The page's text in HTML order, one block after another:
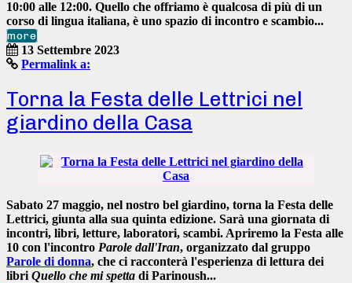
10:00 alle 12:00. Quello che offriamo è qualcosa di più di un
corso di lingua italiana, è uno spazio di incontro e scambio...
more
13 Settembre 2023
Permalink a:
Torna la Festa delle Lettrici nel
giardino della Casa
Sabato 27 maggio, nel nostro bel giardino, torna la Festa delle
Lettrici, giunta alla sua quinta edizione. Sarà una giornata di
incontri, libri, letture, laboratori, scambi. Apriremo la Festa alle
10 con l'incontro Parole dall'Iran, organizzato dal gruppo
Parole di donna, che ci racconterà l'esperienza di lettura dei
libri Quello che mi spetta di Parinoush...